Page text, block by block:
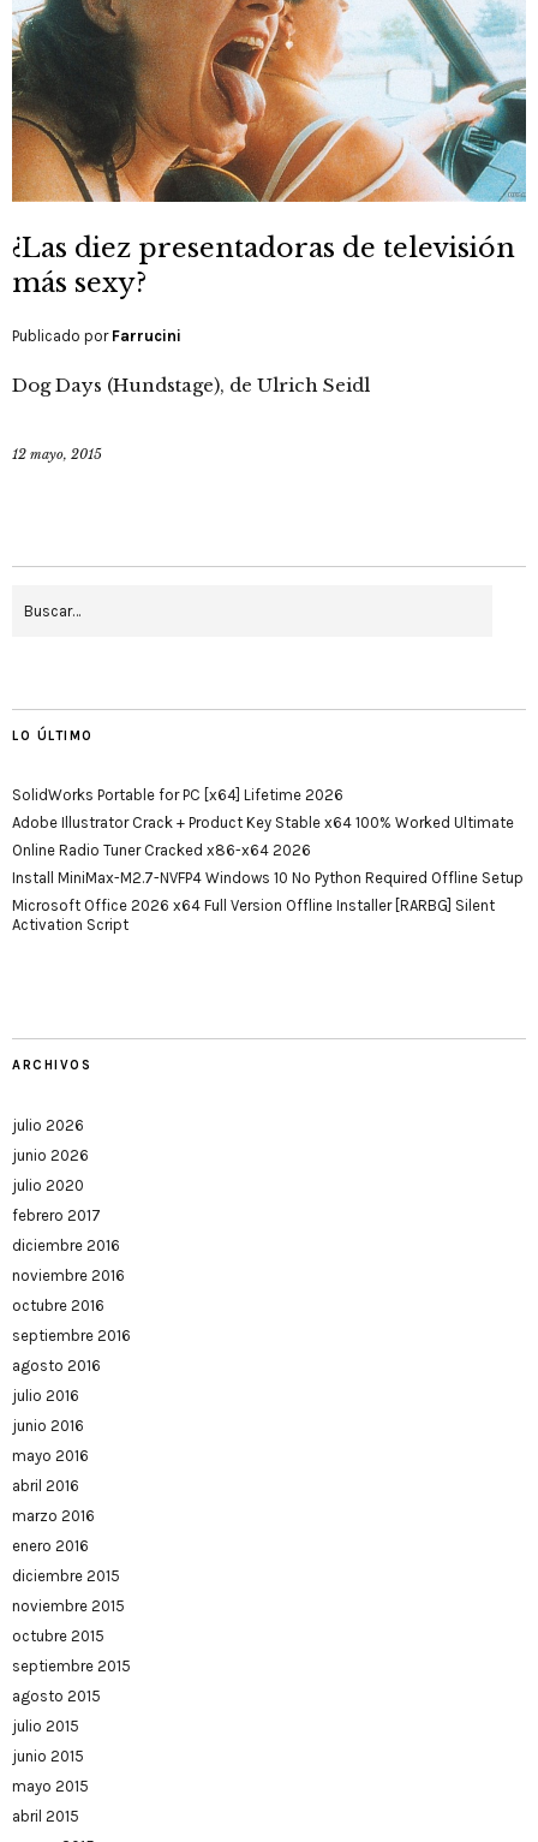
¿Las diez presentadoras de televisión
más sexy?
Publicado por Farrucini
Dog Days (Hundstage), de Ulrich Seidl
12 mayo, 2015
LO ÚLTIMO
SolidWorks Portable for PC [x64] Lifetime 2026
Adobe Illustrator Crack + Product Key Stable x64 100% Worked Ultimate
Online Radio Tuner Cracked x86-x64 2026
Install MiniMax-M2.7-NVFP4 Windows 10 No Python Required Offline Setup
Microsoft Office 2026 x64 Full Version Offline Installer [RARBG] Silent
Activation Script
ARCHIVOS
julio 2026
junio 2026
julio 2020
febrero 2017
diciembre 2016
noviembre 2016
octubre 2016
septiembre 2016
agosto 2016
julio 2016
junio 2016
mayo 2016
abril 2016
marzo 2016
enero 2016
diciembre 2015
noviembre 2015
octubre 2015
septiembre 2015
agosto 2015
julio 2015
junio 2015
mayo 2015
abril 2015